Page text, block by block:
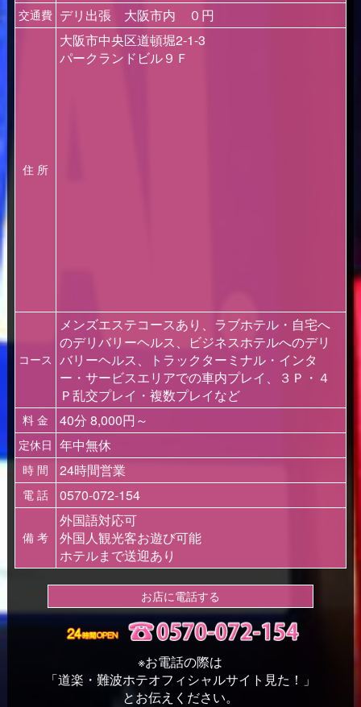
交通費 デリ出張 大阪市内 ０円
住 所
大阪市中央区道頓堀2-1-3
パークランドビル９Ｆ
コース
メンズエステコースあり、ラブホテル・自宅へ
のデリバリーヘルス、ビジネスホテルへのデリ
バリーヘルス、トラックターミナル・インタ
ー・サービスエリアでの車内プレイ、３Ｐ・４
Ｐ乱交プレイ・複数プレイなど
料 金 40分 8,000円～
定休日 年中無休
時 間 24時間営業
電 話 0570-072-154
備 考
外国語対応可
外国人観光客お遊び可能
ホテルまで送迎あり
お店に電話する
※お電話の際は
「道楽・難波ホテオフィシャルサイト見た！」
とお伝えください。